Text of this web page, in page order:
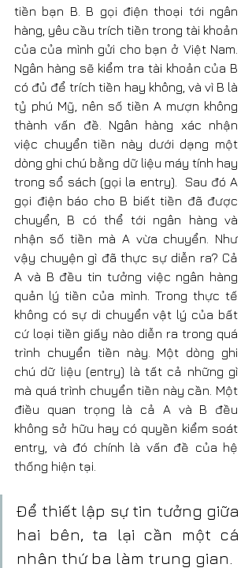
tiền bạn B. B gọi điện thoại tới ngân
hàng, yêu cầu trích tiền trong tài khoản
của của mình gửi cho bạn ở Việt Nam.
Ngân hàng sẽ kiểm tra tài khoản của B
có đủ để trích tiền hay không, và vì B là
tỷ phú Mỹ, nên số tiền A mượn không
thành vấn đề. Ngân hàng xác nhận
việc chuyển tiền này dưới dạng một
dòng ghi chú bằng dữ liệu máy tính hay
trong sổ sách (gọi la entry).  Sau đó A
gọi điện báo cho B biết tiền đã được
chuyển, B có thể tới ngân hàng và
nhận số tiền mà A vừa chuyển. Như
vậy chuyện gì đã thực sự diễn ra? Cả
A và B đều tin tưởng việc ngân hàng
quản lý tiền của mình. Trong thực tế
không có sự di chuyển vật lý của bất
cứ loại tiền giấy nào diễn ra trong quá
trình chuyển tiền này. Một dòng ghi
chú dữ liệu (entry) là tất cả những gì
mà quá trình chuyển tiền này cần. Một
điều quan trọng là cả A và B đều
không sở hữu hay có quyền kiểm soát
entry, và đó chính là vấn đề của hệ
thống hiện tại.
Để thiết lập sự tin tưởng giữa
hai bên, ta lại cần một cá
nhân thứ ba làm trung gian.